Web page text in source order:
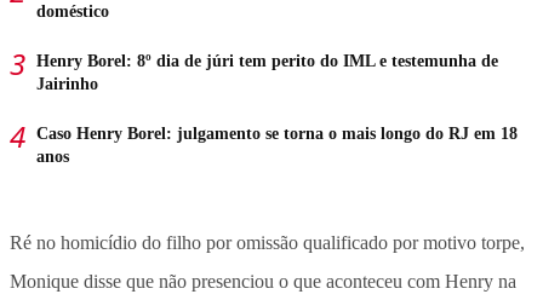
doméstico
Henry Borel: 8º dia de júri tem perito do IML e testemunha de
Jairinho
Caso Henry Borel: julgamento se torna o mais longo do RJ em 18
anos
Ré no homicídio do filho por omissão qualificado por motivo torpe,
Monique disse que não presenciou o que aconteceu com Henry na